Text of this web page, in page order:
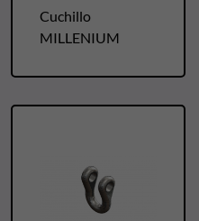
Cuchillo
MILLENIUM